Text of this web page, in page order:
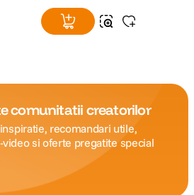
comunitatii creatorilor
recomandari utile,
si oferte pregatite special